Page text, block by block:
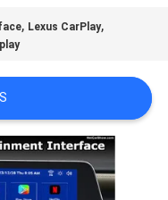
, Lexus CarPlay,